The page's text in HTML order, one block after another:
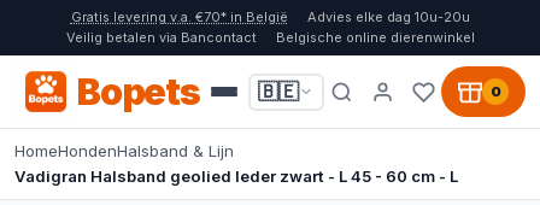
Gratis levering v.a. €70* in België
Advies elke dag 10u-20u
Veilig betalen via Bancontact
Belgische online dierenwinkel
Bopets 🇧🇪 0
HomeHondenHalsband & Lijn
Vadigran Halsband geolied leder zwart - L 45 - 60 cm - L